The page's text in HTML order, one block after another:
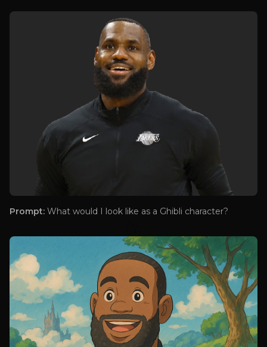
Prompt: What would I look like as a Ghibli character?